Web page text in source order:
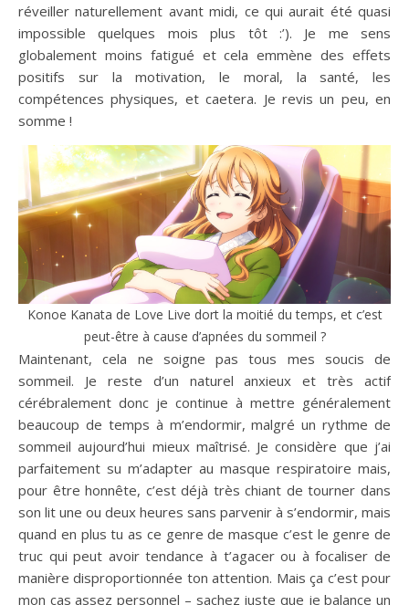
réveiller naturellement avant midi, ce qui aurait été quasi
impossible quelques mois plus tôt :’). Je me sens
globalement moins fatigué et cela emmène des effets
positifs sur la motivation, le moral, la santé, les
compétences physiques, et caetera. Je revis un peu, en
somme !
Konoe Kanata de Love Live dort la moitié du temps, et c’est
peut-être à cause d’apnées du sommeil ?
Maintenant, cela ne soigne pas tous mes soucis de
sommeil. Je reste d’un naturel anxieux et très actif
cérébralement donc je continue à mettre généralement
beaucoup de temps à m’endormir, malgré un rythme de
sommeil aujourd’hui mieux maîtrisé. Je considère que j’ai
parfaitement su m’adapter au masque respiratoire mais,
pour être honnête, c’est déjà très chiant de tourner dans
son lit une ou deux heures sans parvenir à s’endormir, mais
quand en plus tu as ce genre de masque c’est le genre de
truc qui peut avoir tendance à t’agacer ou à focaliser de
manière disproportionnée ton attention. Mais ça c’est pour
mon cas assez personnel – sachez juste que je balance un